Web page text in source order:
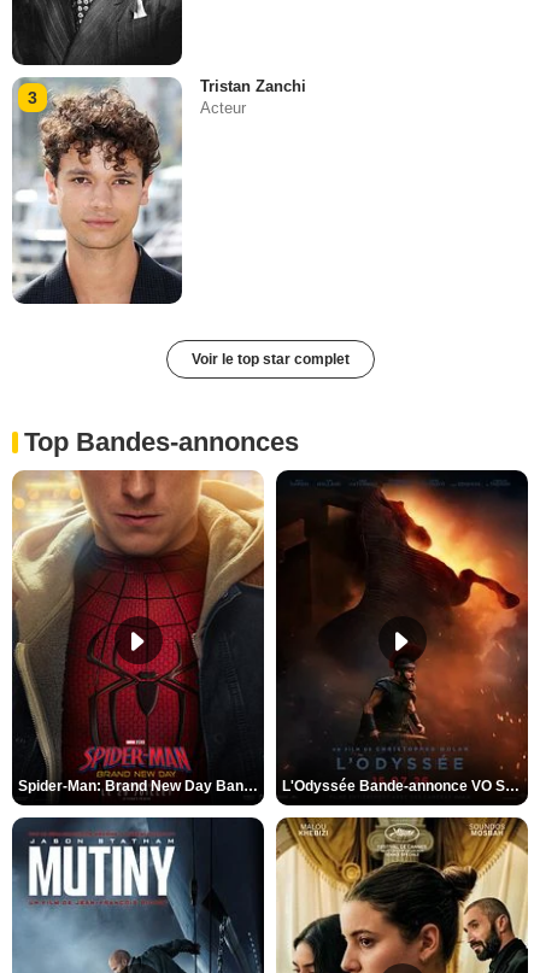
3
Tristan Zanchi
Acteur
Voir le top star complet
Top Bandes-annonces
Spider-Man: Brand New Day Bande-annonce VO STFR L'Odyssée Bande-annonce VO STFR